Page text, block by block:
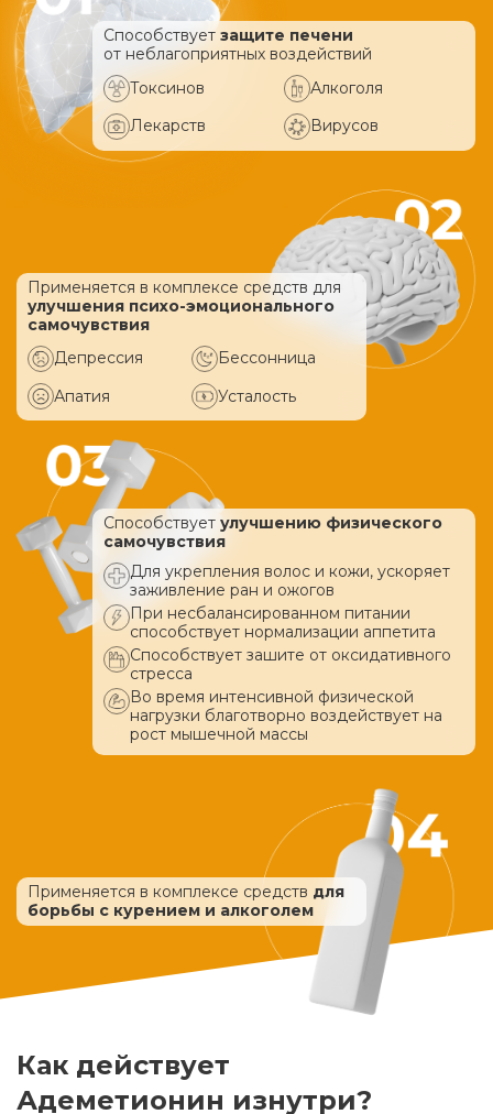
Способствует защите печени
от неблагоприятных воздействий
Токсинов
Алкоголя
Лекарств
Вирусов
Применяется в комплексе средств для
улучшения психо-эмоционального
самочувствия
Депрессия
Бессонница
Апатия
Усталость
Способствует улучшению физического
самочувствия
Для укрепления волос и кожи, ускоряет
заживление ран и ожогов
При несбалансированном питании
способствует нормализации аппетита
Способствует зашите от оксидативного
стресса
Во время интенсивной физической
нагрузки благотворно воздействует на
рост мышечной массы
Применяется в комплексе средств для
борьбы с курением и алкоголем
Как действует
Адеметионин изнутри?